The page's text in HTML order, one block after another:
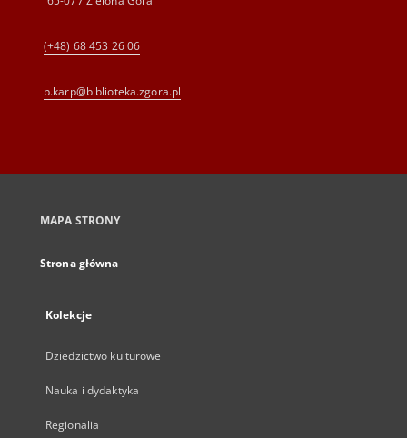
(+48) 68 453 26 06
p.karp@biblioteka.zgora.pl
MAPA STRONY
Strona główna
Kolekcje
Dziedzictwo kulturowe
Nauka i dydaktyka
Regionalia